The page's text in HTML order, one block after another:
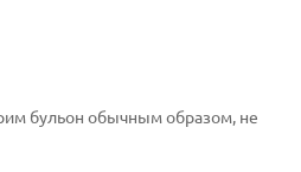
бульон обычным образом, не